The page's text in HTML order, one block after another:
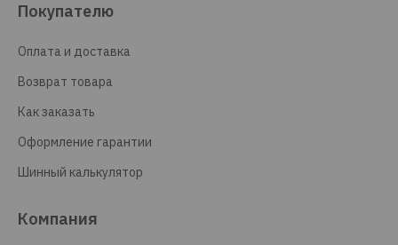
Покупателю
Оплата и доставка
Возврат товара
Как заказать
Оформление гарантии
Шинный калькулятор
Компания